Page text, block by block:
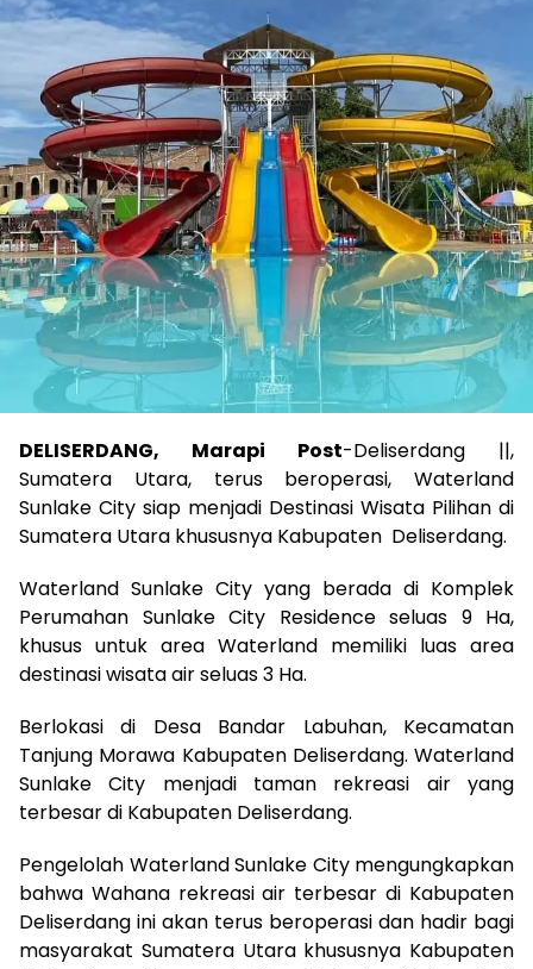
DELISERDANG, Marapi Post-Deliserdang ||,
Sumatera Utara, terus beroperasi, Waterland
Sunlake City siap menjadi Destinasi Wisata Pilihan di
Sumatera Utara khususnya Kabupaten Deliserdang.
Waterland Sunlake City yang berada di Komplek
Perumahan Sunlake City Residence seluas 9 Ha,
khusus untuk area Waterland memiliki luas area
destinasi wisata air seluas 3 Ha.
Berlokasi di Desa Bandar Labuhan, Kecamatan
Tanjung Morawa Kabupaten Deliserdang. Waterland
Sunlake City menjadi taman rekreasi air yang
terbesar di Kabupaten Deliserdang.
Pengelolah Waterland Sunlake City mengungkapkan
bahwa Wahana rekreasi air terbesar di Kabupaten
Deliserdang ini akan terus beroperasi dan hadir bagi
masyarakat Sumatera Utara khususnya Kabupaten